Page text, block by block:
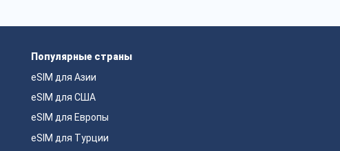
Популярные страны
eSIM для Азии
eSIM для США
eSIM для Европы
eSIM для Турции